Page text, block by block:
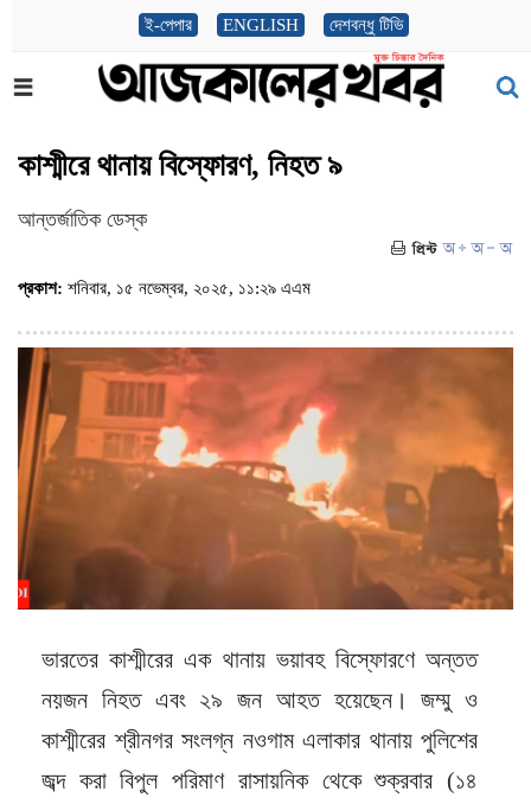
ই-পেপার ENGLISH দেশবন্ধু টিভি
কাশ্মীরে থানায় বিস্ফোরণ, নিহত ৯
আন্তর্জাতিক ডেস্ক
প্রকাশ: শনিবার, ১৫ নভেম্বর, ২০২৫, ১১:২৯ এএম
ভারতের কাশ্মীরের এক থানায় ভয়াবহ বিস্ফোরণে অন্তত
নয়জন নিহত এবং ২৯ জন আহত হয়েছেন। জম্মু ও
কাশ্মীরের শ্রীনগর সংলগ্ন নওগাম এলাকার থানায় পুলিশের
জব্দ করা বিপুল পরিমাণ রাসায়নিক থেকে শুক্রবার (১৪